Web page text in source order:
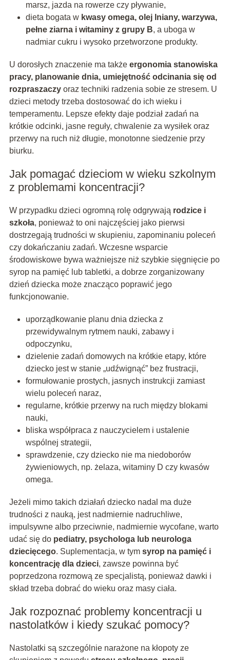
marsz, jazda na rowerze czy pływanie,
dieta bogata w kwasy omega, olej lniany, warzywa,
pełne ziarna i witaminy z grupy B, a uboga w
nadmiar cukru i wysoko przetworzone produkty.
U dorosłych znaczenie ma także ergonomia stanowiska
pracy, planowanie dnia, umiejętność odcinania się od
rozpraszaczyoraz techniki radzenia sobie ze stresem. U
dzieci metody trzeba dostosować do ich wieku i
temperamentu. Lepsze efekty daje podział zadań na
krótkie odcinki, jasne reguły, chwalenie za wysiłek oraz
przerwy na ruch niż długie, monotonne siedzenie przy
biurku.
Jak pomagać dzieciom w wieku szkolnym
z problemami koncentracji?
W przypadku dzieci ogromną rolę odgrywają rodzice i
szkoła, ponieważ to oni najczęściej jako pierwsi
dostrzegają trudności w skupieniu, zapominaniu poleceń
czy dokańczaniu zadań. Wczesne wsparcie
środowiskowe bywa ważniejsze niż szybkie sięgnięcie po
syrop na pamięć lub tabletki, a dobrze zorganizowany
dzień dziecka może znacząco poprawić jego
funkcjonowanie.
uporządkowanie planu dnia dziecka z
przewidywalnym rytmem nauki, zabawy i
odpoczynku,
dzielenie zadań domowych na krótkie etapy, które
dziecko jest w stanie „udźwignąć” bez frustracji,
formułowanie prostych, jasnych instrukcji zamiast
wielu poleceń naraz,
regularne, krótkie przerwy na ruch między blokami
nauki,
bliska współpraca z nauczycielem i ustalenie
wspólnej strategii,
sprawdzenie, czy dziecko nie ma niedoborów
żywieniowych, np. żelaza, witaminy D czy kwasów
omega.
Jeżeli mimo takich działań dziecko nadal ma duże
trudności z nauką, jest nadmiernie nadruchliwe,
impulsywne albo przeciwnie, nadmiernie wycofane, warto
udać się do pediatry, psychologa lub neurologa
dziecięcego. Suplementacja, w tym syrop na pamięć i
koncentrację dla dzieci, zawsze powinna być
poprzedzona rozmową ze specjalistą, ponieważ dawki i
skład trzeba dobrać do wieku oraz masy ciała.
Jak rozpoznać problemy koncentracji u
nastolatków i kiedy szukać pomocy?
Nastolatki są szczególnie narażone na kłopoty ze